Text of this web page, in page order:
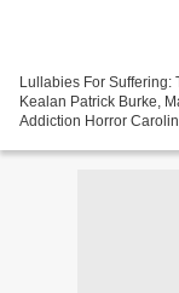
Lullabies For Suffering:
Kealan Patrick Burke,
Addiction Horror